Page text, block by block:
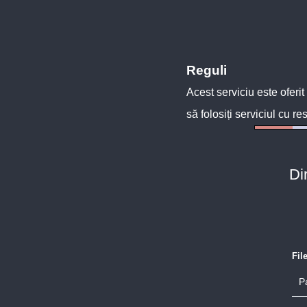
Reguli
Acest serviciu este oferit
să folosiți serviciul cu